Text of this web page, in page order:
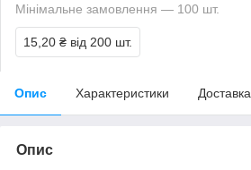
Мінімальне замовлення — 100 шт.
15,20 ₴ від 200 шт.
Опис Характеристики Доставка
Опис